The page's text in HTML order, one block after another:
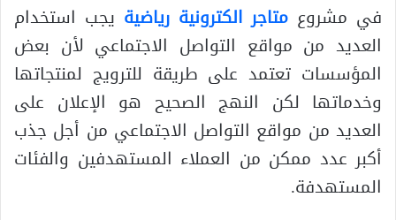
في مشروع متاجر الكترونية رياضية يجب استخدام
العديد من مواقع التواصل الاجتماعي لأن بعض
المؤسسات تعتمد على طريقة للترويج لمنتجاتها
وخدماتها لكن النهج الصحيح هو الإعلان على
العديد من مواقع التواصل الاجتماعي من أجل جذب
أكبر عدد ممكن من العملاء المستهدفين والفئات
المستهدفة.